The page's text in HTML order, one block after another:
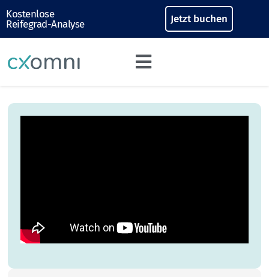
Kostenlose
Reifegrad-Analyse
Jetzt buchen